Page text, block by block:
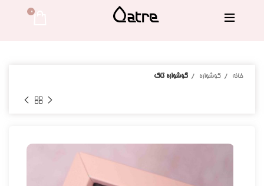
0
خانه گوشواره گوشواره تاک